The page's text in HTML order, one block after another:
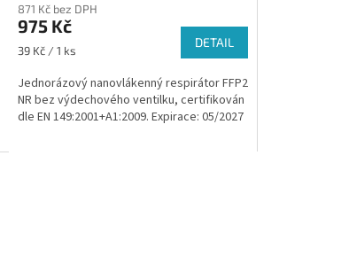
871 Kč bez DPH
975 Kč
Měrná
39 Kč / 1 ks
DETAIL
Jednorázový nanovlákenný respirátor FFP2
NR bez výdechového ventilku, certifikován
dle EN 149:2001+A1:2009. Expirace: 05/2027